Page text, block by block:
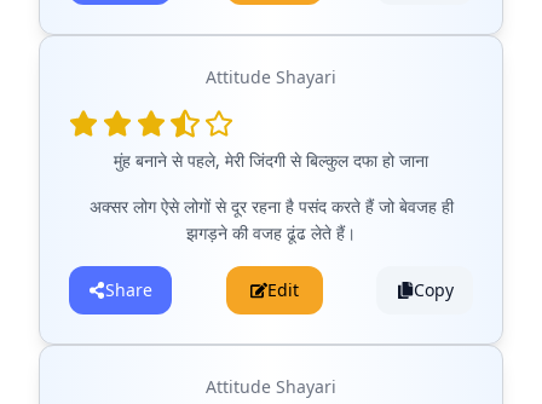
Attitude Shayari
मुंह बनाने से पहले, मेरी जिंदगी से बिल्कुल दफा हो जाना
अक्सर लोग ऐसे लोगों से दूर रहना है पसंद करते हैं जो बेवजह ही
झगड़ने की वजह ढूंढ लेते हैं।
Share Edit Copy
Attitude Shayari